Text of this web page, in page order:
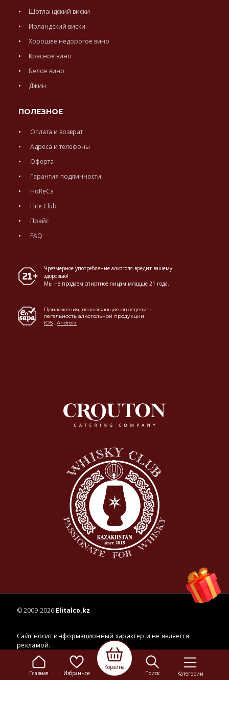
Главная Избранное
Корзина
Поиск
Категории
Шотландский виски
Ирландский виски
Хорошее недорогое вино
Красное вино
Белое вино
Джин
ПОЛЕЗНОЕ
Оплата и возврат
Адреса и телефоны
Оферта
Гарантия подлинности
HoReCa
Elite Club
Прайс
FAQ
Чрезмерное употребление алкоголя вредит вашему
здоровью!
Мы не продаем спиртное лицам младше 21 года.
Приложения, позволяющие определить
легальность алкогольной продукции
IOS . Android
© 2009-2026
Сайт носит информационный характер и не является
рекламой.